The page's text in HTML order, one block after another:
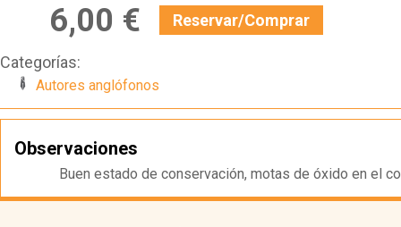
6,00 € Reservar/Comprar
Categorías:
Autores anglófonos
Observaciones
Buen estado de conservación, motas de óxido en el